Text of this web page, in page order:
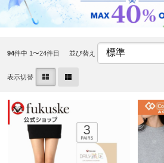
94件中 1〜24件目 並び替え
表示切替